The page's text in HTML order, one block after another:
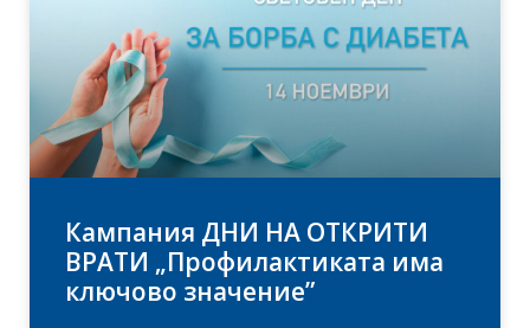
Кампания ДНИ НА ОТКРИТИ
ВРАТИ „Профилактиката има
ключово значение”